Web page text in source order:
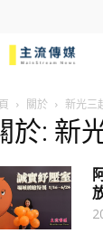
關於 新光三
於: 新